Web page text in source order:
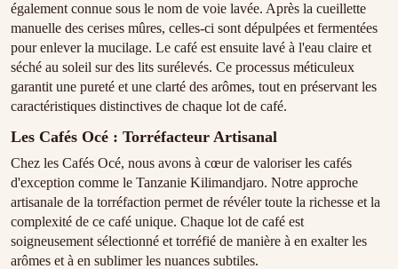
également connue sous le nom de voie lavée. Après la cueillette
manuelle des cerises mûres, celles-ci sont dépulpées et fermentées
pour enlever la mucilage. Le café est ensuite lavé à l'eau claire et
séché au soleil sur des lits surélevés. Ce processus méticuleux
garantit une pureté et une clarté des arômes, tout en préservant les
caractéristiques distinctives de chaque lot de café.
Les Cafés Océ : Torréfacteur Artisanal
Chez les Cafés Océ, nous avons à cœur de valoriser les cafés
d'exception comme le Tanzanie Kilimandjaro. Notre approche
artisanale de la torréfaction permet de révéler toute la richesse et la
complexité de ce café unique. Chaque lot de café est
soigneusement sélectionné et torréfié de manière à en exalter les
arômes et à en sublimer les nuances subtiles.